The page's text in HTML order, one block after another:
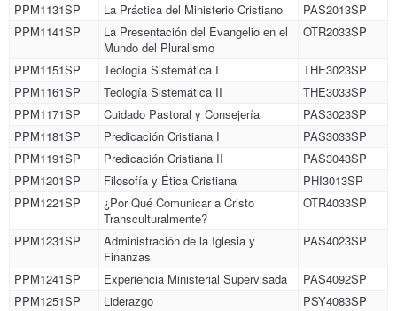
PPM1131SP La Práctica del Ministerio Cristiano
PAS2013SP
PPM1141SP
La Presentación del Evangelio en el
Mundo del Pluralismo
OTR2033SP
PPM1151SP Teología Sistemática I
THE3023SP
PPM1161SP
Teología Sistemática II
THE3033SP
PPM1171SP
Cuidado Pastoral y Consejería
PAS3023SP
PPM1181SP
Predicación Cristiana I
PAS3033SP
PPM1191SP
Predicación Cristiana II
PAS3043SP
PPM1201SP
Filosofía y Ética Cristiana
PHI3013SP
PPM1221SP
¿Por Qué Comunicar a Cristo
Transculturalmente?
OTR4033SP
PPM1231SP
Administración de la Iglesia y
Finanzas
PAS4023SP
PPM1241SP Experiencia Ministerial Supervisada
PAS4092SP
PPM1251SP
Liderazgo
PSY4083SP